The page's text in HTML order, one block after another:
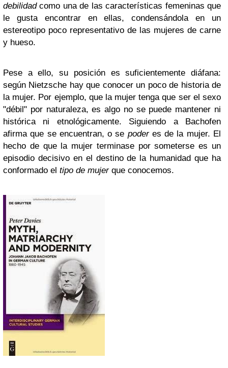
debilidadcomo una de las características femeninas que
le gusta encontrar en ellas, condensándola en un
estereotipo poco representativo de las mujeres de carne
y hueso.
Pese a ello, su posición es suficientemente diáfana:
según Nietzsche hay que conocer un poco de historia de
la mujer. Por ejemplo, que la mujer tenga que ser el sexo
"débil" por naturaleza, es algo no se puede mantener ni
histórica ni etnológicamente. Siguiendo a Bachofen
afirma que se encuentran, o se poderes de la mujer. El
hecho de que la mujer terminase por someterse es un
episodio decisivo en el destino de la humanidad que ha
conformado el tipo de mujer que conocemos.